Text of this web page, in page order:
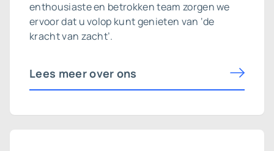
enthousiaste en betrokken team zorgen we
ervoor dat u volop kunt genieten van ‘de
kracht van zacht’.
Lees meer over ons